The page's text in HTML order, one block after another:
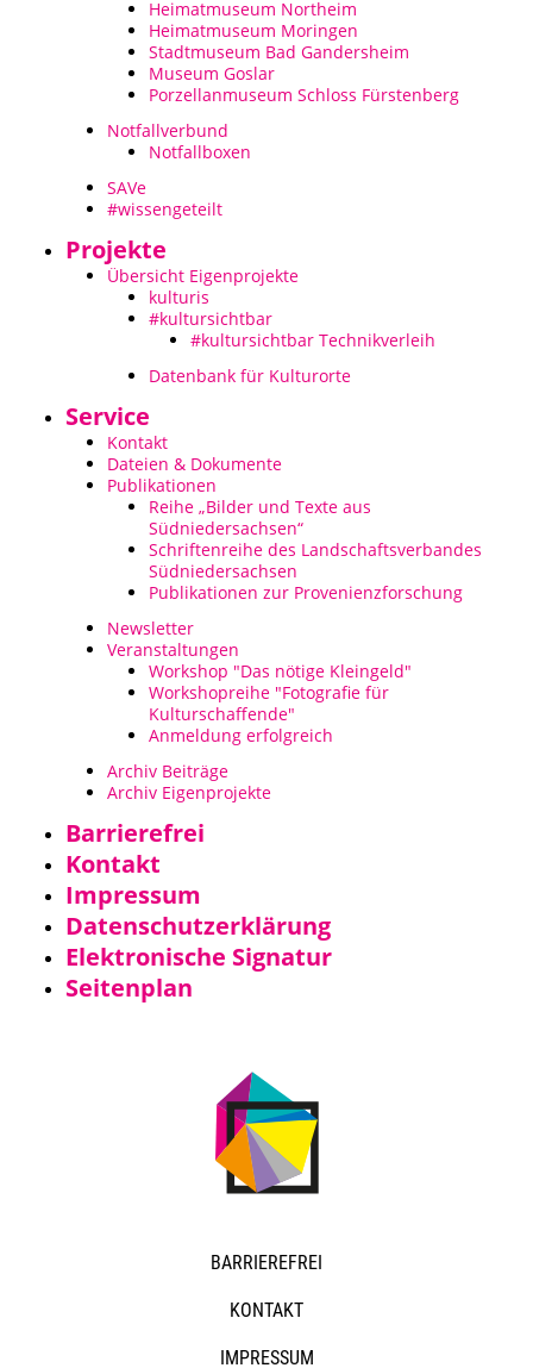
Heimatmuseum Northeim
Heimatmuseum Moringen
Stadtmuseum Bad Gandersheim
Museum Goslar
Porzellanmuseum Schloss Fürstenberg
Notfallverbund
Notfallboxen
SAVe
#wissengeteilt
Projekte
Übersicht Eigenprojekte
kulturis
#kultursichtbar
#kultursichtbar Technikverleih
Datenbank für Kulturorte
Service
Kontakt
Dateien & Dokumente
Publikationen
Reihe „Bilder und Texte aus
Südniedersachsen“
Schriftenreihe des Landschaftsverbandes
Südniedersachsen
Publikationen zur Provenienzforschung
Newsletter
Veranstaltungen
Workshop "Das nötige Kleingeld"
Workshopreihe "Fotografie für
Kulturschaffende"
Anmeldung erfolgreich
Archiv Beiträge
Archiv Eigenprojekte
Barrierefrei
Kontakt
Impressum
Datenschutzerklärung
Elektronische Signatur
Seitenplan
BARRIEREFREI
KONTAKT
IMPRESSUM